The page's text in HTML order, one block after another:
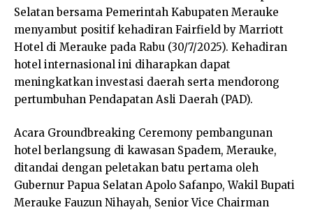
Selatan bersama Pemerintah Kabupaten Merauke
menyambut positif kehadiran Fairfield by Marriott
Hotel di Merauke pada Rabu (30/7/2025). Kehadiran
hotel internasional ini diharapkan dapat
meningkatkan investasi daerah serta mendorong
pertumbuhan Pendapatan Asli Daerah (PAD).
Acara Groundbreaking Ceremony pembangunan
hotel berlangsung di kawasan Spadem, Merauke,
ditandai dengan peletakan batu pertama oleh
Gubernur Papua Selatan Apolo Safanpo, Wakil Bupati
Merauke Fauzun Nihayah, Senior Vice Chairman